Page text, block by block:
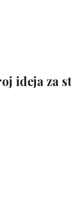
ideja za